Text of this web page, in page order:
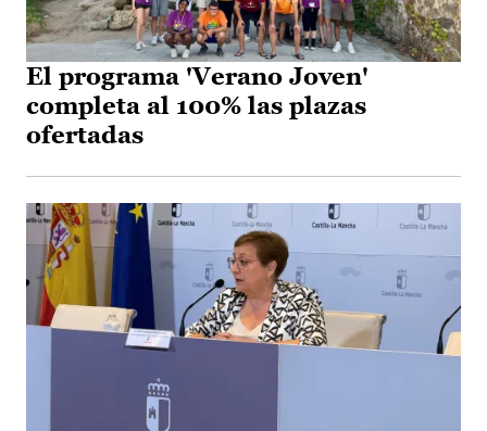
El programa 'Verano Joven'
completa al 100% las plazas
ofertadas